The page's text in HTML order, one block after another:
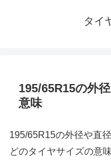
タイ
195/65R15の外
意味
195/65R15の外径や直
どのタイヤサイズの意